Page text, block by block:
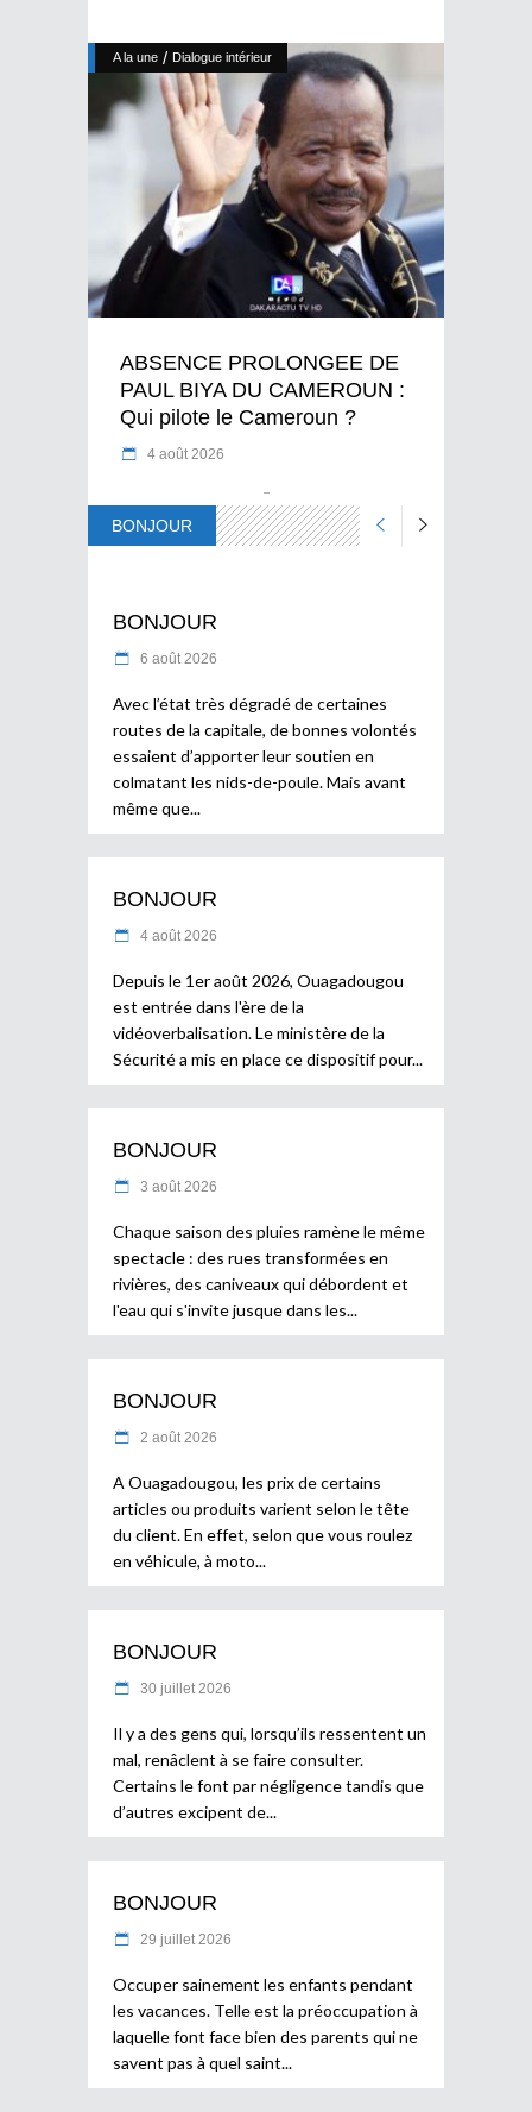
A la une / Dialogue intérieur
ABSENCE PROLONGEE DE
PAUL BIYA DU CAMEROUN :
Qui pilote le Cameroun ?
4 août 2026
BONJOUR
BONJOUR
6 août 2026
Avec l’état très dégradé de certaines
routes de la capitale, de bonnes volontés
essaient d’apporter leur soutien en
colmatant les nids-de-poule. Mais avant
même que
BONJOUR
4 août 2026
Depuis le 1er août 2026, Ouagadougou
est entrée dans l'ère de la
vidéoverbalisation. Le ministère de la
Sécurité a mis en place ce dispositif pour
BONJOUR
3 août 2026
Chaque saison des pluies ramène le même
spectacle : des rues transformées en
rivières, des caniveaux qui débordent et
l'eau qui s'invite jusque dans les
BONJOUR
2 août 2026
A Ouagadougou, les prix de certains
articles ou produits varient selon le tête
du client. En effet, selon que vous roulez
en véhicule, à moto
BONJOUR
30 juillet 2026
Il y a des gens qui, lorsqu’ils ressentent un
mal, renâclent à se faire consulter.
Certains le font par négligence tandis que
d’autres excipent de
BONJOUR
29 juillet 2026
Occuper sainement les enfants pendant
les vacances. Telle est la préoccupation à
laquelle font face bien des parents qui ne
savent pas à quel saint